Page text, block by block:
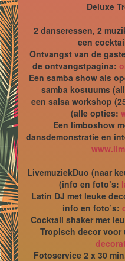
Deluxe
2 danseressen, 2
een
Ontvangst van de
de ontvangstpagina:
Een samba show als
samba kostuums
een salsa workshop
(alle opties:
Een limboshow
dansdemonstratie en
LivemuziekDuo (naar
(info en foto’s:
Latin DJ met leuke
info en foto’s:
Cocktail shaker met
Tropisch decor
Fotoservice 2 x 30